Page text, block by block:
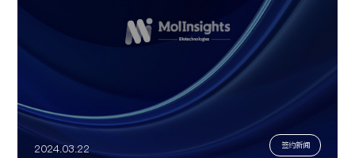
2024.03.22 签约新闻